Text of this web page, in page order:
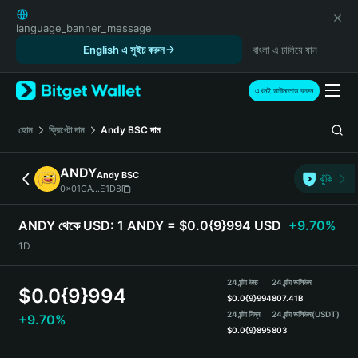
English
日本語
Русский
Español (Latinoamérica)
Türkçe
Italiano
Deutsch
简体中文
繁體中文
Português (Portugal)
Bahasa Indonesia
Español
language_banner_message
English এ সুইচ করুন
বাংলা এ চালিয়ে যান
এখনই ডাউনলোড করুন
হোম ক্রিপ্টো দাম Andy BSC দাম
ANDYAndy BSC
0x01CA...E1D8
ঝুঁকি
ANDY থেকে USD: 1 ANDY = $0.0{9}994 USD +9.70%
1D
$0.0{9}994
+9.70%
24 ঘন্টা উচ্চ
$0.0{9}994
24 ঘন্টা নিম্ন
$0.0{9}895
24 ঘন্টা ভলিউম
807.41B
24 ঘন্টা ভলিউম(USDT)
803